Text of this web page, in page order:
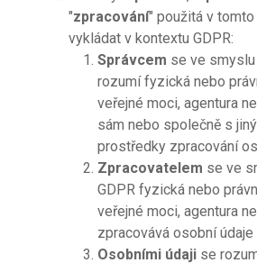
"zpracování" použitá v
vykládat v kontextu GDPR:
Správcem se ve smyslu
rozumí fyzická nebo
veřejné moci, agentura
sám nebo společně s
prostředky zpracování
Zpracovatelem se ve
GDPR fyzická nebo
veřejné moci, agentura
zpracovává osobní
Osobními údaji se